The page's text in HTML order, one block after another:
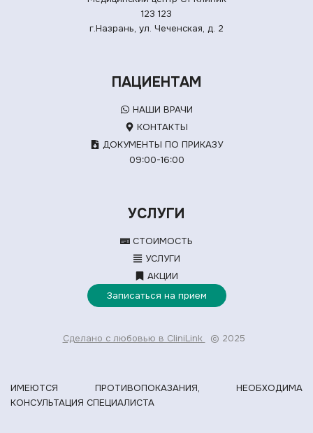
123 123
г.Назрань, ул. Чеченская, д. 2
ПАЦИЕНТАМ
НАШИ ВРАЧИ
КОНТАКТЫ
ДОКУМЕНТЫ ПО ПРИКАЗУ
09:00-16:00
УСЛУГИ
СТОИМОСТЬ
УСЛУГИ
АКЦИИ
Записаться на прием
Сделано с любовью в CliniLink © 2025
ИМЕЮТСЯ ПРОТИВОПОКАЗАНИЯ, НЕОБХОДИМА
КОНСУЛЬТАЦИЯ СПЕЦИАЛИСТА